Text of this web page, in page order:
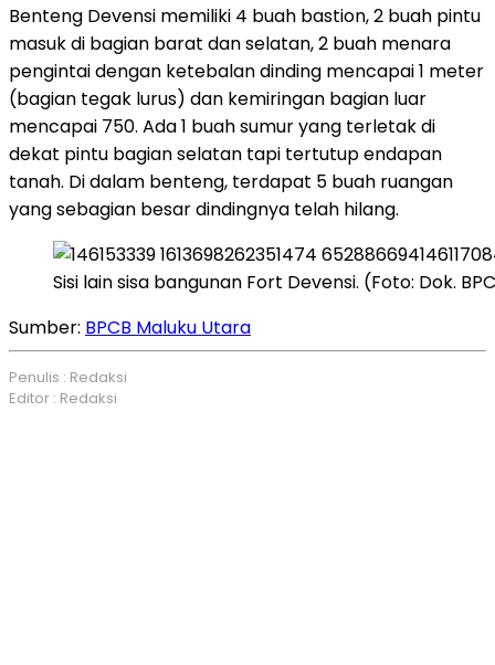
Benteng Devensi memiliki 4 buah bastion, 2 buah pintu
masuk di bagian barat dan selatan, 2 buah menara
pengintai dengan ketebalan dinding mencapai 1 meter
(bagian tegak lurus) dan kemiringan bagian luar
mencapai 750. Ada 1 buah sumur yang terletak di
dekat pintu bagian selatan tapi tertutup endapan
tanah. Di dalam benteng, terdapat 5 buah ruangan
yang sebagian besar dindingnya telah hilang.
Sisi lain sisa bangunan Fort Devensi. (Foto: Dok.
Sumber: BPCB Maluku Utara
Penulis : Redaksi
Editor : Redaksi